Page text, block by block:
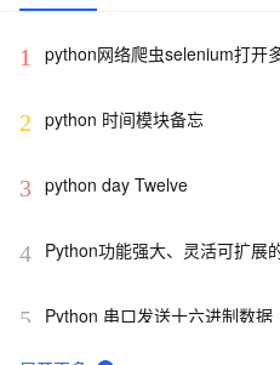
1 python网络爬虫selenium打开
2 python 时间模块备忘
3 python day Twelve
4 Python功能强大、灵活可扩展
5 Python 串口发送十六进制数据